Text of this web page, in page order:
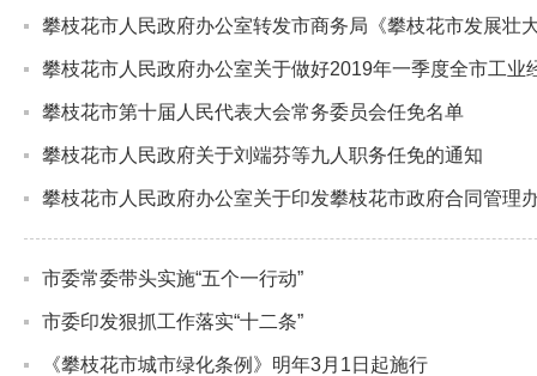
攀枝花市人民政府办公室转发市商务局《攀枝花市发展
攀枝花市人民政府办公室关于做好2019年一季度全市工业
攀枝花市第十届人民代表大会常务委员会任免名单
攀枝花市人民政府关于刘端芬等九人职务任免的通知
攀枝花市人民政府办公室关于印发攀枝花市政府合同管理
市委常委带头实施“五个一行动”
市委印发狠抓工作落实“十二条”
《攀枝花市城市绿化条例》明年3月1日起施行